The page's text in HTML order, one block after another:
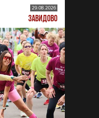
29.08.2026
ЗАВИДОВО